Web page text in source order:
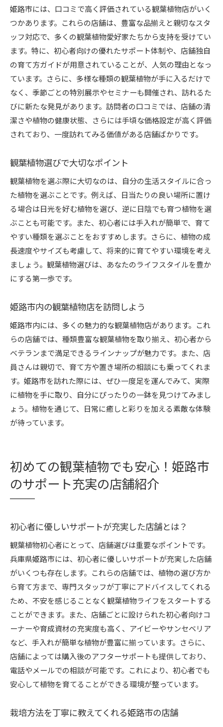
姫路市には、口コミで高く評価されている観葉植物店がいく
つかあります。これらの店舗は、豊富な品揃えと親切なスタ
ッフ対応で、多くの観葉植物愛好家たちから支持を受けてい
ます。特に、初心者向けの優れたサポート体制や、店舗独自
の育て方ガイドが用意されていることが、人気の理由となっ
ています。さらに、多様な種類の観葉植物が手に入るだけで
なく、季節ごとの特別展示やセミナーも開催され、訪れるた
びに新たな発見があります。訪問者の口コミでは、店舗の清
潔さや植物の健康状態、さらには手頃な価格設定が高く評価
されており、一度訪れてみる価値がある店舗ばかりです。
観葉植物選びで大切なポイント
観葉植物を選ぶ際に大切なのは、自分の生活スタイルに合っ
た植物を選ぶことです。例えば、日当たりの良い場所に置け
る場合は日光を好む植物を選び、逆に日陰でも育つ植物を選
ぶことも可能です。また、初心者には手入れが簡単で、育て
やすい種類を選ぶことをおすすめします。さらに、植物の成
長速度やサイズも考慮して、将来的に育てやすい環境を考え
ましょう。観葉植物選びは、あなたのライフスタイルを豊か
にする第一歩です。
姫路市内の観葉植物店を訪問しよう
姫路市内には、多くの魅力的な観葉植物店があります。これ
らの店舗では、種類豊富な観葉植物を取り揃え、初心者から
ベテランまで満足できるラインナップが魅力です。また、店
員さんは親切で、育て方や置き場所の相談にも乗ってくれま
す。姫路市を訪れた際には、ぜひ一度足を運んでみて、実際
に植物を手に取り、自分にぴったりの一鉢を見つけてみまし
ょう。植物を通じて、日常に癒しと彩りを加える素敵な体験
が待っています。
初めての観葉植物でも安心！姫路市
のサポート充実の店舗紹介
初心者に優しいサポートが充実した店舗とは？
観葉植物初心者にとって、店舗選びは重要なポイントです。
兵庫県姫路市には、初心者に優しいサポートが充実した店舗
がいくつも存在します。これらの店舗では、植物の選び方か
ら育て方まで、専門スタッフが丁寧にアドバイスしてくれる
ため、不安を感じることなく観葉植物ライフをスタートする
ことができます。また、店舗ごとに設けられた初心者向けコ
ーナーや育成資材の充実度も高く、アイビーやサンセベリア
など、手入れが簡単な植物が豊富に揃っています。さらに、
店舗によっては購入後のアフターサポートも提供しており、
電話やメールでの相談が可能です。これにより、初心者でも
安心して植物を育てることができる環境が整っています。
栽培方法を丁寧に教えてくれる姫路市の店舗